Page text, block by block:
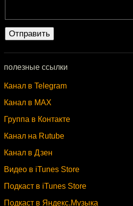
полезные ссылки
Канал в Telegram
Канал в MAX
Группа в Контакте
Канал на Rutube
Канал в Дзен
Видео в iTunes Store
Подкаст в iTunes Store
Подкаст в Яндекс.Музыка